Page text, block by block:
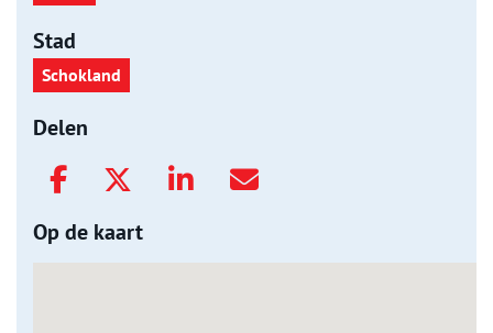
Stad
Schokland
Delen
Op de kaart